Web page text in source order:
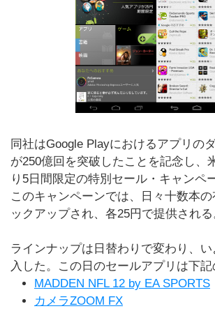
同社はGoogle Playにおけるアプリの
が250億回を突破したことを記念し、
り5日間限定の特別セール・キャンペ
このキャンペーンでは、日々十数本
ックアップされ、各25円で提供される
ラインナップは日替わりで変わり、
入した。この日のセールアプリは下記
MADDEN NFL 12 by EA SPORTS
カメラZOOM FX